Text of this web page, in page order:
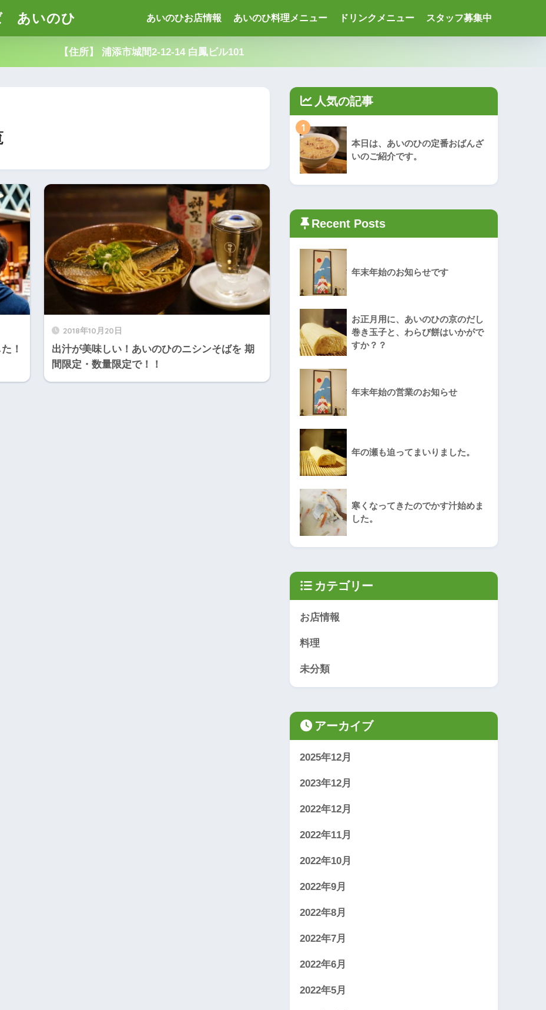
あいのひ あいのひお店情報 あいのひ料理メニュー ドリンクメニュー スタッフ募集中
【住所】 浦添市城間2-12-14 白鳳ビル101
！
2018年10月20日
出汁が美味しい！あいのひのニシンそばを 期
間限定・数量限定で！！
人気の記事
1
本日は、あいのひの定番おばんざ
いのご紹介です。
Recent Posts
年末年始のお知らせです
お正月用に、あいのひの京のだし
巻き玉子と、わらび餅はいかがで
すか？？
年末年始の営業のお知らせ
年の瀬も迫ってまいりました。
寒くなってきたのでかす汁始めま
した。
カテゴリー
お店情報
料理
未分類
アーカイブ
2025年12月
2023年12月
2022年12月
2022年11月
2022年10月
2022年9月
2022年8月
2022年7月
2022年6月
2022年5月